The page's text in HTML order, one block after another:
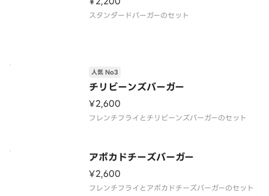
スタンダードバーガーのセット
チリビーンズバーガー
人気 No3
¥2,600
フレンチフライとチリビーンズバーガーのセット
アボカドチーズバーガー
¥2,600
フレンチフライとアボカドチーズバーガーのセット